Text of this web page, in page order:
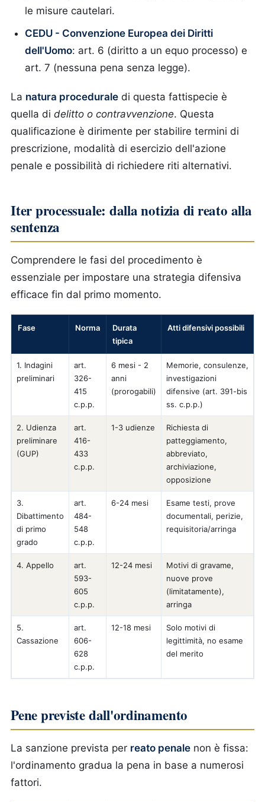
le misure cautelari.
CEDU - Convenzione Europea dei Diritti
dell'Uomo: art. 6 (diritto a un equo processo) e
art. 7 (nessuna pena senza legge).
La natura procedurale di questa fattispecie è
quella di delitto o contravvenzione. Questa
qualificazione è dirimente per stabilire termini di
prescrizione, modalità di esercizio dell'azione
penale e possibilità di richiedere riti alternativi.
Iter processuale: dalla notizia di reato alla
sentenza
Comprendere le fasi del procedimento è
essenziale per impostare una strategia difensiva
efficace fin dal primo momento.
Fase Norma
Durata
tipica
Atti difensivi possibili
1. Indagini
preliminari
art.
326-
415
c.p.p.
6 mesi - 2
anni
(prorogabili)
Memorie, consulenze,
investigazioni
difensive (art. 391-bis
ss. c.p.p.)
2. Udienza
preliminare
(GUP)
art.
416-
433
c.p.p.
1-3 udienze
Richiesta di
patteggiamento,
abbreviato,
archiviazione,
opposizione
3.
Dibattimento
di primo
grado
art.
484-
548
c.p.p.
6-24 mesi
Esame testi, prove
documentali, perizie,
requisitoria/arringa
4. Appello
art.
593-
605
c.p.p.
12-24 mesi
Motivi di gravame,
nuove prove
(limitatamente),
arringa
5.
Cassazione
art.
606-
628
c.p.p.
12-18 mesi
Solo motivi di
legittimità, no esame
del merito
Pene previste dall'ordinamento
La sanzione prevista per reato penale non è fissa:
l'ordinamento gradua la pena in base a numerosi
fattori.